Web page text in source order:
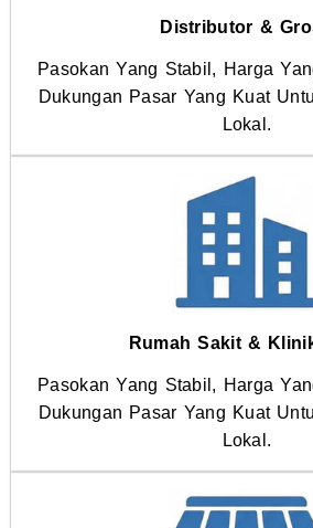
Distributor &
Pasokan Yang Stabil, Harga
Dukungan Pasar Yang Kuat
Lokal.
Rumah Sakit &
Pasokan Yang Stabil, Harga
Dukungan Pasar Yang Kuat
Lokal.